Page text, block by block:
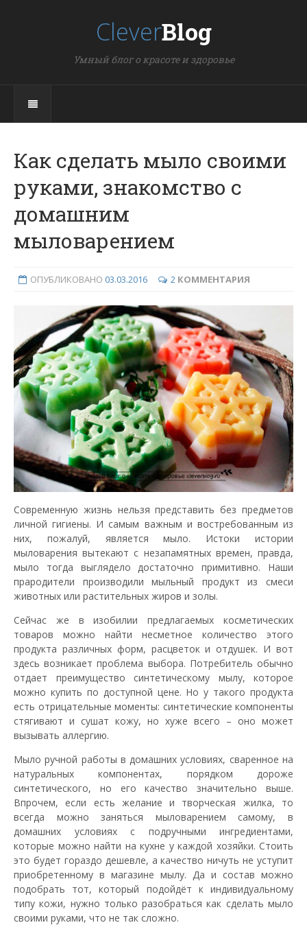
CleverBlog
Умный блог о красоте и здоровье
Как сделать мыло своими
руками, знакомство с
домашним
мыловарением
ОПУБЛИКОВАНО 03.03.2016 2 КОММЕНТАРИЯ
Современную жизнь нельзя представить без предметов
личной гигиены. И самым важным и востребованным из
них, пожалуй, является мыло. Истоки истории
мыловарения вытекают с незапамятных времен, правда,
мыло тогда выглядело достаточно примитивно. Наши
прародители производили мыльный продукт из смеси
животных или растительных жиров и золы.
Сейчас же в изобилии предлагаемых косметических
товаров можно найти несметное количество этого
продукта различных форм, расцветок и отдушек. И вот
здесь возникает проблема выбора. Потребитель обычно
отдает преимущество синтетическому мылу, которое
можно купить по доступной цене. Но у такого продукта
есть отрицательные моменты: синтетические компоненты
стягивают и сушат кожу, но хуже всего – оно может
вызывать аллергию.
Мыло ручной работы в домашних условиях, сваренное на
натуральных компонентах, порядком дороже
синтетического, но его качество значительно выше.
Впрочем, если есть желание и творческая жилка, то
всегда можно заняться мыловарением самому, в
домашних условиях с подручными ингредиентами,
которые можно найти на кухне у каждой хозяйки. Стоить
это будет гораздо дешевле, а качество ничуть не уступит
приобретенному в магазине мылу. Да и состав можно
подобрать тот, который подойдёт к индивидуальному
типу кожи, нужно только разобраться как сделать мыло
своими руками, что не так сложно.